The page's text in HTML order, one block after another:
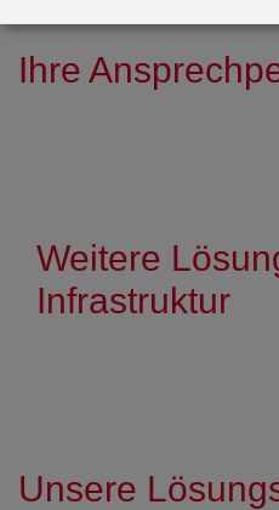
Ihre
Weitere
Infrastruktur
Unsere